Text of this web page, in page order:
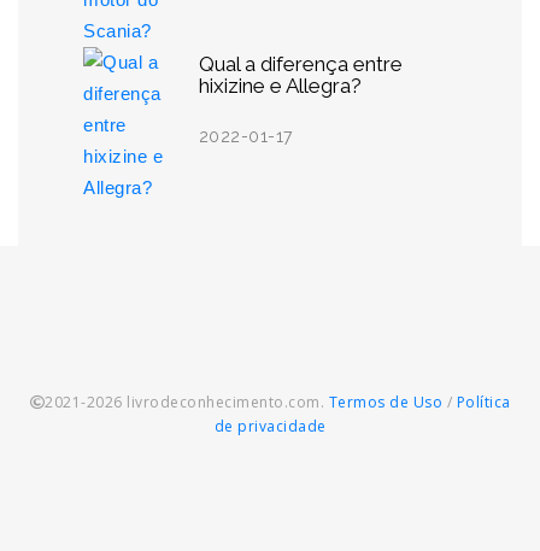
Qual a diferença entre
hixizine e Allegra?
2022-01-17
2021-2026 livrodeconhecimento.com. Termos de Uso / Política
de privacidade